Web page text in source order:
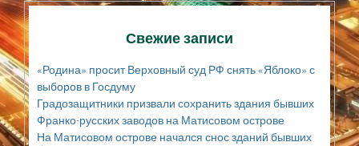
и
с
д
р
ж
а
Свежие записи
«Родина» просит Верховный суд РФ снять «Яблоко» с
выборов в Госдуму
Градозащитники призвали сохранить здания бывших
Франко-русских заводов на Матисовом острове
На Матисовом острове начался снос зданий бывших